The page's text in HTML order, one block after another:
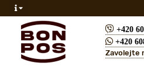
+420
+420
Zavolejte